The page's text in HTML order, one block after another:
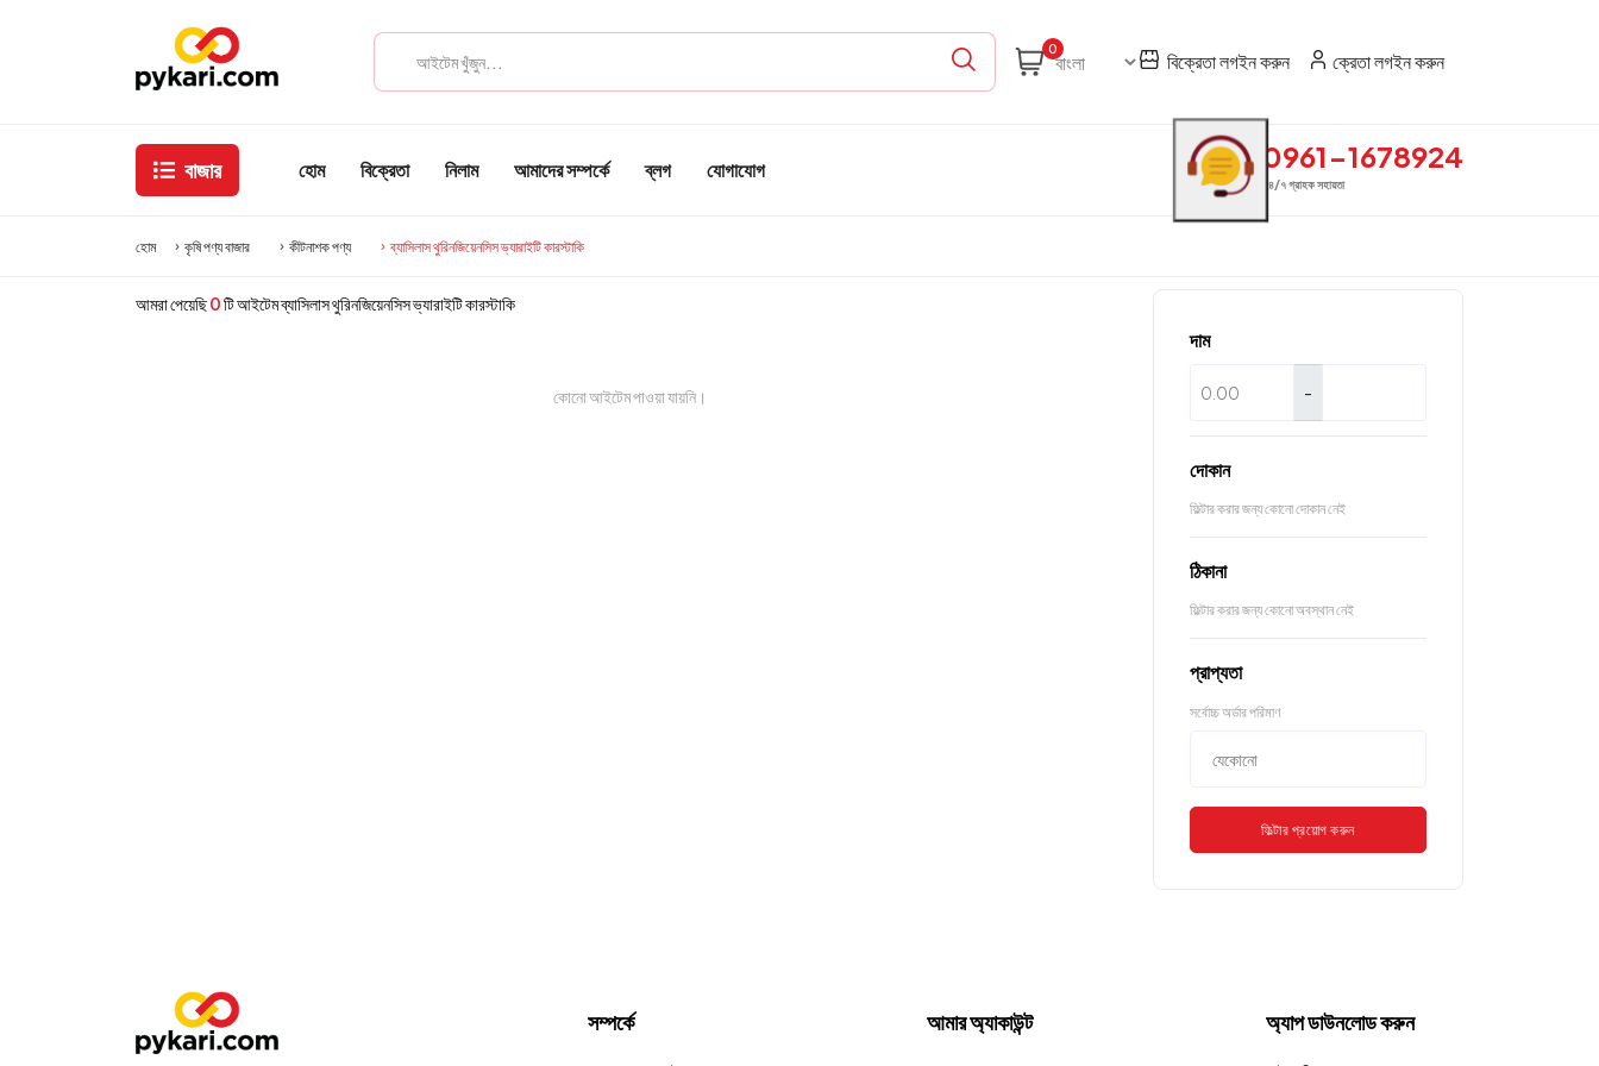
0
বিক্রেতা লগইন করুন ক্রেতা লগইন করুন
বাজার হোম বিক্রেতা নিলাম আমাদের সম্পর্কে ব্লগ যোগাযোগ 0961-1678924
২৪/৭ গ্রাহক সহায়তা
হোম কৃষি পণ্য বাজার কীটনাশক পণ্য ব্যাসিলাস থুরিনজিয়েনসিস ভ্যারাইটি কারস্টাকি
আমরা পেয়েছি0টি আইটেম ব্যাসিলাস থুরিনজিয়েনসিস ভ্যারাইটি কারস্টাকি
কোনো আইটেম পাওয়া যায়নি।
দাম
-
দোকান
ফিল্টার করার জন্য কোনো দোকান নেই
ঠিকানা
ফিল্টার করার জন্য কোনো অবস্থান নেই
প্রাপ্যতা
সর্বোচ্চ অর্ডার পরিমাণ
ফিল্টার প্রয়োগ করুন
সম্পর্কে আমার অ্যাকাউন্ট অ্যাপ ডাউনলোড করুন